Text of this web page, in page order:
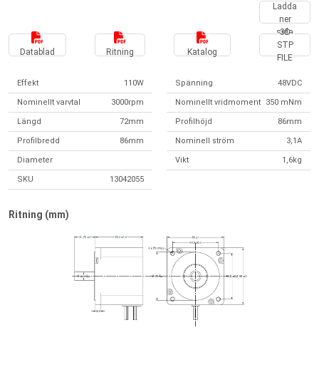
Svenska (SEK)
Ladda
ner
sida
Datablad
Ritning Katalog
3D
STP
FILE
Effekt 110W Spänning 48VDC
Nominellt varvtal 3000rpm Nominellt vridmoment 350 mNm
Längd 72mm Profilhöjd 86mm
Profilbredd 86mm Nominell ström 3,1A
Diameter Vikt 1,6kg
SKU 13042055
Ritning (mm)